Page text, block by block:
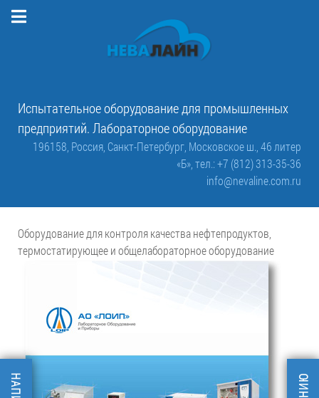
Испытательное оборудование для промышленных
предприятий. Лабораторное оборудование
196158, Россия, Санкт-Петербург, Московское ш., 46 литер
«Б», тел.: +7 (812) 313-35-36
info@nevaline.com.ru
Оборудование для контроля качества нефтепродуктов,
термостатирующее и общелабораторное оборудование